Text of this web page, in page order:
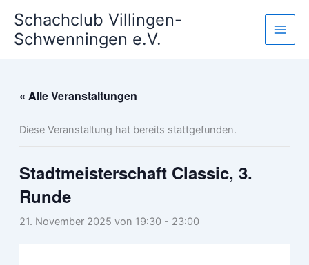
Inhalt
springen
Schachclub Villingen-
Schwenningen e.V.
« Alle Veranstaltungen
Diese Veranstaltung hat bereits stattgefunden.
Stadtmeisterschaft Classic, 3.
Runde
21. November 2025 von 19:30 - 23:00